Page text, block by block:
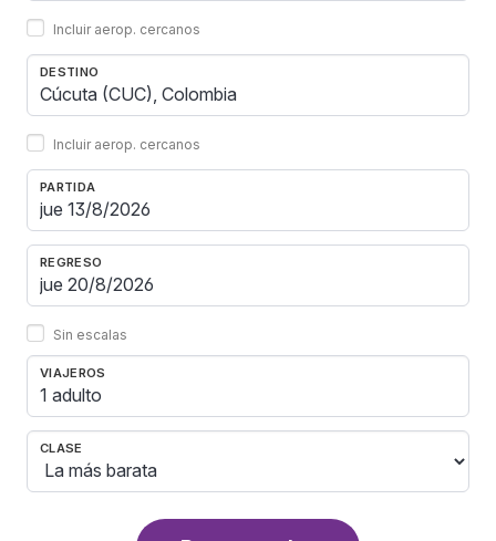
Incluir aerop. cercanos
DESTINO
Incluir aerop. cercanos
PARTIDA
REGRESO
Sin escalas
VIAJEROS
1 adulto
CLASE